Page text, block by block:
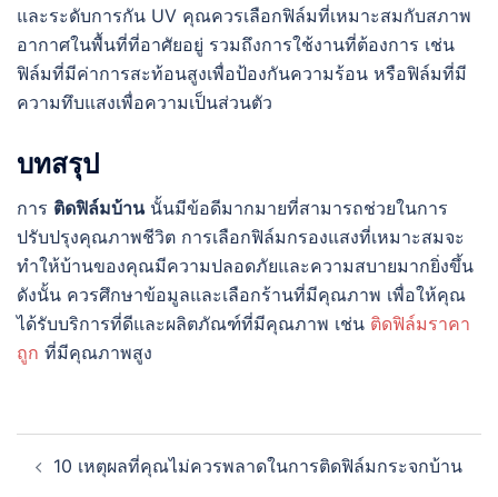
และระดับการกัน UV คุณควรเลือกฟิล์มที่เหมาะสมกับสภาพ
อากาศในพื้นที่ที่อาศัยอยู่ รวมถึงการใช้งานที่ต้องการ เช่น
ฟิล์มที่มีค่าการสะท้อนสูงเพื่อป้องกันความร้อน หรือฟิล์มที่มี
ความทึบแสงเพื่อความเป็นส่วนตัว
บทสรุป
การ ติดฟิล์มบ้านนั้นมีข้อดีมากมายที่สามารถช่วยในการ
ปรับปรุงคุณภาพชีวิต การเลือกฟิล์มกรองแสงที่เหมาะสมจะ
ทำให้บ้านของคุณมีความปลอดภัยและความสบายมากยิ่งขึ้น
ดังนั้น ควรศึกษาข้อมูลและเลือกร้านที่มีคุณภาพ เพื่อให้คุณ
ได้รับบริการที่ดีและผลิตภัณฑ์ที่มีคุณภาพ เช่น ติดฟิล์มราคา
ถูก ที่มีคุณภาพสูง
navigation
10 เหตุผลที่คุณไม่ควรพลาดในการติดฟิล์มกระจกบ้าน